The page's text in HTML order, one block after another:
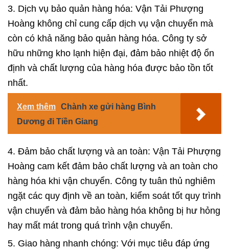
3. Dịch vụ bảo quản hàng hóa: Vận Tải Phượng
Hoàng không chỉ cung cấp dịch vụ vận chuyển mà
còn có khả năng bảo quản hàng hóa. Công ty sở
hữu những kho lạnh hiện đại, đảm bảo nhiệt độ ổn
định và chất lượng của hàng hóa được bảo tồn tốt
nhất.
Xem thêm Chành xe gửi hàng Bình
Dương đi Tiền Giang
4. Đảm bảo chất lượng và an toàn: Vận Tải Phượng
Hoàng cam kết đảm bảo chất lượng và an toàn cho
hàng hóa khi vận chuyển. Công ty tuân thủ nghiêm
ngặt các quy định về an toàn, kiểm soát tốt quy trình
vận chuyển và đảm bảo hàng hóa không bị hư hỏng
hay mất mát trong quá trình vận chuyển.
5. Giao hàng nhanh chóng: Với mục tiêu đáp ứng